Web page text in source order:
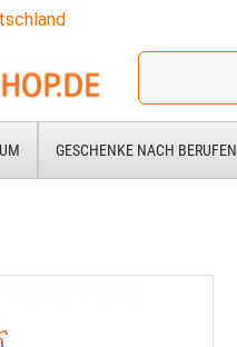
Ich
für:
GESCHENKE NACH BERUFEN